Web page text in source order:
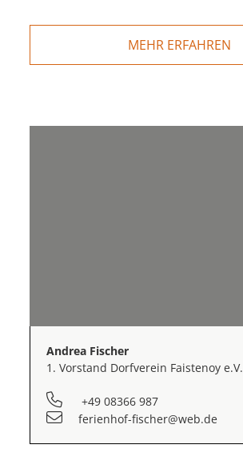
MEHR ERFAHREN
Andrea Fischer
1. Vorstand Dorfverein Faistenoy e.V.
+49 08366 987
ferienhof-fischer@web.de